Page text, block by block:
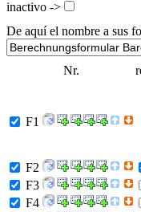
inactivo ->
De aquí el nombre a sus
Nr.
F1
F2
F3
F4